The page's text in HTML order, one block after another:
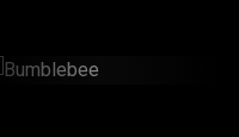
Bumblebee